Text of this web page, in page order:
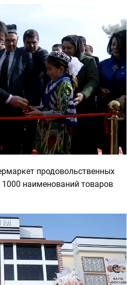
продовольственных
1000 наименований товаров